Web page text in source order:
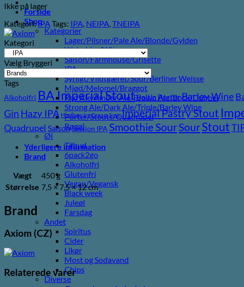
Forside
Shop
Kategorier
Lager/Pilsner/Pale Ale/Blonde/Gylden
Weissbier/Wit
Saison/Farmhouse/Grisette
IPA
Syrligt/Vildtgæret/Sour/Berliner Weisse
Mjød/Melomel/Braggot
Red Ale/Amber Ale/Brown Ale/Bock/Dubbel
Strong Ale/Dark Ale/Triple/Barley Wine
Porter/Stouts/Quadrupel
Røgøl
Øl
Tilbud
6pack2go
Alkoholfri
Glutenfri
Vegan/Vegansk
Black week
Juleøl
Farsdag
Andet
Spiritus
Cider
Likør
Most og Sodavand
Chips
Diverse
Ikke på lager
Kategori:IPA Tags: IPA, NEIPA,TNEIPA
Kategori
Vælg Bryggeri
Tags
Alkoholfri BA Imperial StoutBaltic PorterBarley Wine
Gin Hazy IPA Hindbær Ice Cream Sour Imperial Pastry Stout
Quadrupel SaisonSession IPA Smoothie SourSourStout
Yderligere information
Brand
Vægt
450 g
Størrelse 7,5 × 7,5 × 12 cm
Brand
Axiom (CZ)
Relaterede varer